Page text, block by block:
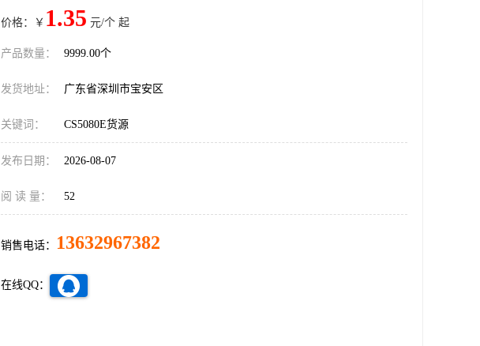
价格：￥ 1.35 元/个 起
产品数量： 9999.00个
发货地址： 广东省深圳市宝安区
关键词： CS5080E货源
发布日期： 2026-08-07
阅 读 量： 52
销售电话： 13632967382
在线QQ：